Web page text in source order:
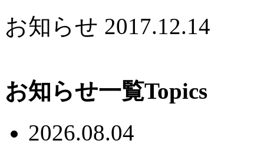
お知らせ 2017.12.14
お知らせ一覧Topics
2026.08.04